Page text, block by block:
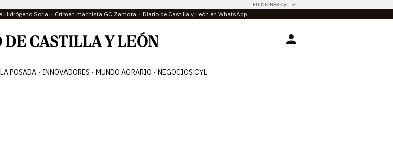
EDICIONES CyL
Hidrógeno Soria Crimen machista GC Zamora Diario de Castilla y León en WhatsApp
Login
LA POSADA INNOVADORES MUNDO AGRARIO NEGOCIOS CYL